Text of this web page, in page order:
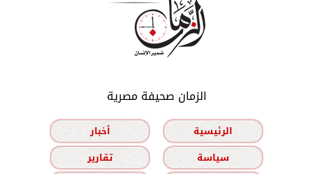
الزمان صحيفة مصرية
الرئيسية
أخبار
سياسة
تقارير